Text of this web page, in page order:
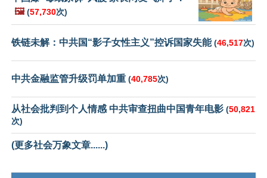
🖼️ (57,730次)
铁链未解：中共国“影子女性主义”控诉国家失能(46,517次)
中共金融监管升级罚单加重 (40,785次)
从社会批判到个人情感 中共审查扭曲中国青年电影 (50,821
次)
(更多社会万象文章......)